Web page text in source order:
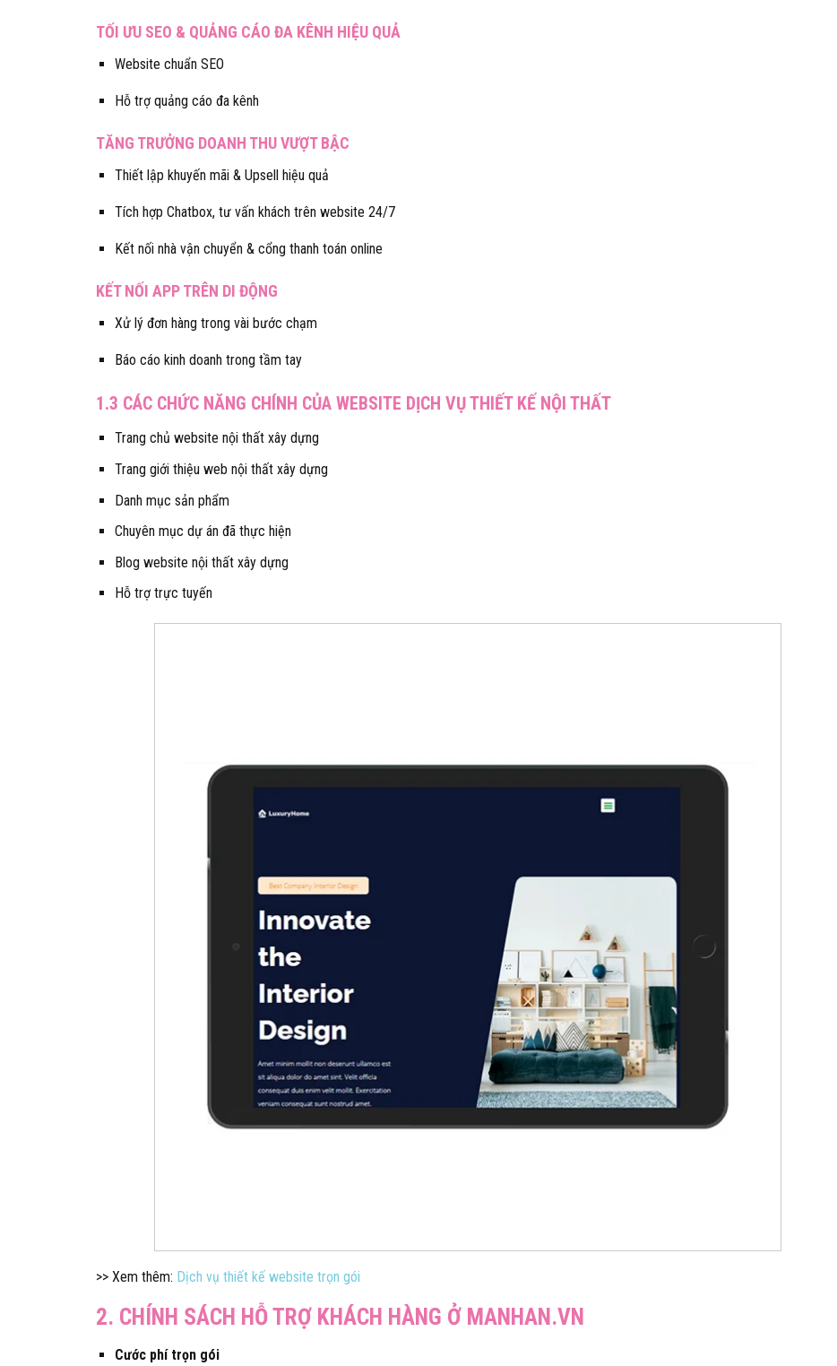
TỐI ƯU SEO & QUẢNG CÁO ĐA KÊNH HIỆU QUẢ
Website chuẩn SEO
Hỗ trợ quảng cáo đa kênh
TĂNG TRƯỞNG DOANH THU VƯỢT BẬC
Thiết lập khuyến mãi & Upsell hiệu quả
Tích hợp Chatbox, tư vấn khách trên website 24/7
Kết nối nhà vận chuyển & cổng thanh toán online
KẾT NỐI APP TRÊN DI ĐỘNG
Xử lý đơn hàng trong vài bước chạm
Báo cáo kinh doanh trong tầm tay
1.3 CÁC CHỨC NĂNG CHÍNH CỦA WEBSITE DỊCH VỤ THIẾT KẾ NỘI THẤT
Trang chủ website nội thất xây dựng
Trang giới thiệu web nội thất xây dựng
Danh mục sản phẩm
Chuyên mục dự án đã thực hiện
Blog website nội thất xây dựng
Hỗ trợ trực tuyến
>> Xem thêm: Dịch vụ thiết kế website trọn gói
2. CHÍNH SÁCH HỖ TRỢ KHÁCH HÀNG Ở MANHAN.VN
Cước phí trọn gói